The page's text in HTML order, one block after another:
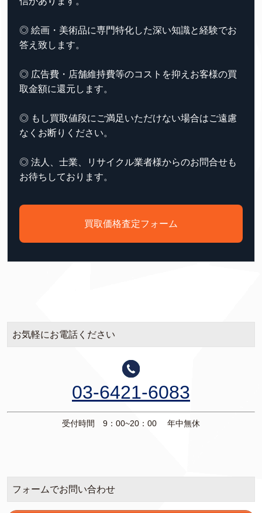
◎ 絵画・美術品に専門特化した深い知識と経験でお
答え致します。
◎ 広告費・店舗維持費等のコストを抑えお客様の買
取金額に還元します。
◎ もし買取値段にご満足いただけない場合はご遠慮
なくお断りください。
◎ 法人、士業、リサイクル業者様からのお問合せも
お待ちしております。
買取価格査定フォーム
お気軽にお電話ください
03-6421-6083
受付時間 9：00~20：00 年中無休
フォームでお問い合わせ